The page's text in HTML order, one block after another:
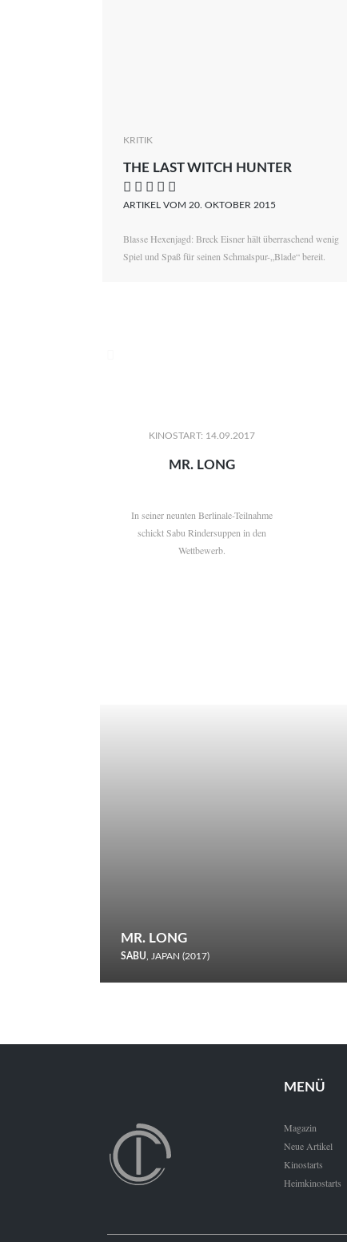
KRITIK
THE LAST WITCH HUNTER
    
ARTIKEL VOM 20. OKTOBER 2015
Blasse Hexenjagd: Breck Eisner hält überraschend wenig
Spiel und Spaß für seinen Schmalspur-„Blade“ bereit.
KINOSTART: 14.09.2017
MR. LONG
In seiner neunten Berlinale-Teilnahme
schickt Sabu Rindersuppen in den
Wettbewerb.
MR. LONG
SABU, JAPAN (2017)
den Wettbewerb.
MENÜ
Magazin
Neue Artikel
Kinostarts
Heimkinostarts